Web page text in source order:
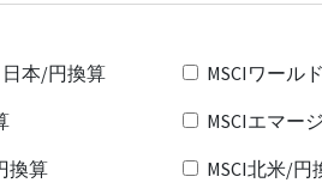
本/円換算
MSCIワール
MSCIエマー
換算
MSCI北米/円